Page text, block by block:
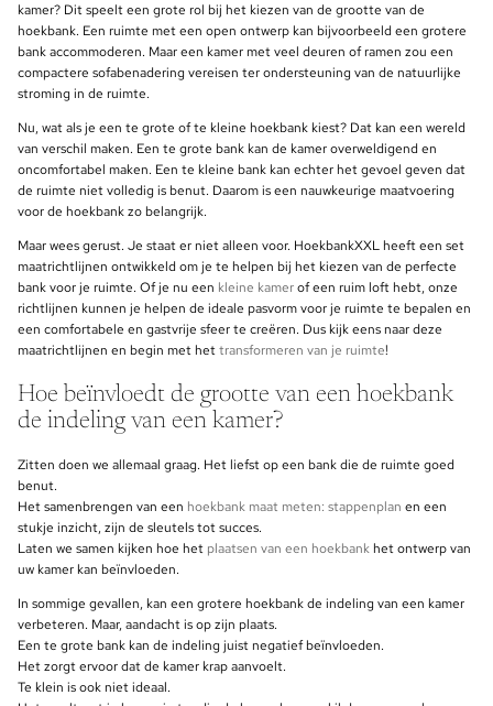
kamer? Dit speelt een grote rol bij het kiezen van de grootte van de
hoekbank. Een ruimte met een open ontwerp kan bijvoorbeeld een grotere
bank accommoderen. Maar een kamer met veel deuren of ramen zou een
compactere sofabenadering vereisen ter ondersteuning van de natuurlijke
stroming in de ruimte.
Nu, wat als je een te grote of te kleine hoekbank kiest? Dat kan een wereld
van verschil maken. Een te grote bank kan de kamer overweldigend en
oncomfortabel maken. Een te kleine bank kan echter het gevoel geven dat
de ruimte niet volledig is benut. Daarom is een nauwkeurige maatvoering
voor de hoekbank zo belangrijk.
Maar wees gerust. Je staat er niet alleen voor. HoekbankXXL heeft een set
maatrichtlijnen ontwikkeld om je te helpen bij het kiezen van de perfecte
bank voor je ruimte. Of je nu een kleine kamerof een ruim loft hebt, onze
richtlijnen kunnen je helpen de ideale pasvorm voor je ruimte te bepalen en
een comfortabele en gastvrije sfeer te creëren. Dus kijk eens naar deze
maatrichtlijnen en begin met hettransformeren van je ruimte!
Hoe beïnvloedt de grootte van een hoekbank
de indeling van een kamer?
Zitten doen we allemaal graag. Het liefst op een bank die de ruimte goed
benut.
Het samenbrengen van een hoekbank maat meten: stappenplan en een
stukje inzicht, zijn de sleutels tot succes.
Laten we samen kijken hoe het plaatsen van een hoekbankhet ontwerp van
uw kamer kan beïnvloeden.
In sommige gevallen, kan een grotere hoekbank de indeling van een kamer
verbeteren. Maar, aandacht is op zijn plaats.
Een te grote bank kan de indeling juist negatief beïnvloeden.
Het zorgt ervoor dat de kamer krap aanvoelt.
Te klein is ook niet ideaal.